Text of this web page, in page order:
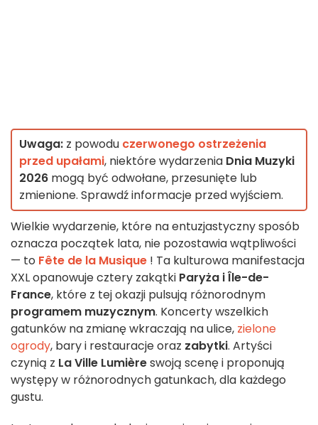
Uwaga: z powodu czerwonego ostrzeżenia
przed upałami, niektóre wydarzenia Dnia Muzyki
2026 mogą być odwołane, przesunięte lub
zmienione. Sprawdź informacje przed wyjściem.
Wielkie wydarzenie, które na entuzjastyczny sposób
oznacza początek lata, nie pozostawia wątpliwości
— to Fête de la Musique ! Ta kulturowa manifestacja
XXL opanowuje cztery zakątki Paryża i Île-de-
France, które z tej okazji pulsują różnorodnym
programem muzycznym. Koncerty wszelkich
gatunków na zmianę wkraczają na ulice, zielone
ogrody, bary i restauracje oraz zabytki. Artyści
czynią z La Ville Lumièreswoją scenę i proponują
występy w różnorodnych gatunkach, dla każdego
gustu.